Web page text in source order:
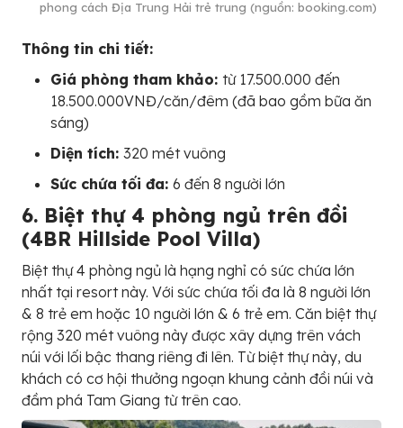
phong cách Địa Trung Hải trẻ trung (nguồn: booking.com)
Thông tin chi tiết:
Giá phòng tham khảo: từ 17.500.000 đến
18.500.000VNĐ/căn/đêm (đã bao gồm bữa ăn
sáng)
Diện tích: 320 mét vuông
Sức chứa tối đa: 6 đến 8 người lớn
6. Biệt thự 4 phòng ngủ trên đồi
(4BR Hillside Pool Villa)
Biệt thự 4 phòng ngủ là hạng nghỉ có sức chứa lớn
nhất tại resort này. Với sức chứa tối đa là 8 người lớn
& 8 trẻ em hoặc 10 người lớn & 6 trẻ em. Căn biệt thự
rộng 320 mét vuông này được xây dựng trên vách
núi với lối bậc thang riêng đi lên. Từ biệt thự này, du
khách có cơ hội thưởng ngoạn khung cảnh đồi núi và
đầm phá Tam Giang từ trên cao.